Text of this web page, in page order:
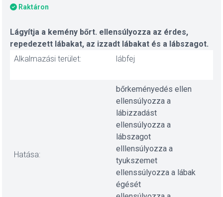
Raktáron
Lágyítja a kemény bőrt. ellensúlyozza az érdes,
repedezett lábakat, az izzadt lábakat és a lábszagot.
Alkalmazási terület:
lábfej
Hatása:
bőrkeményedés ellen
ellensúlyozza a
lábizzadást
ellensúlyozza a
lábszagot
elllensúlyozza a
tyukszemet
ellenssúlyozza a lábak
égését